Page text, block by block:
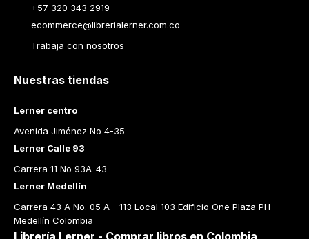
+57 320 343 2919
ecommerce@librerialerner.com.co
Trabaja con nosotros
Nuestras tiendas
Lerner centro
Avenida Jiménez No 4-35
Lerner Calle 93
Carrera 11 No 93A-43
Lerner Medellín
Carrera 43 A No. 05 A - 113 Local 103 Edificio One Plaza PH
Medellín Colombia
Librería Lerner - Comprar libros en Colombia